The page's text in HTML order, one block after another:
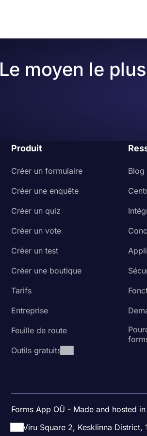
Le moyen le
Produit
Créer un formulaire
Créer une enquête
Créer un quiz
Créer un vote
Créer un test
Créer une boutique
Tarifs
Entreprise
Feuille de route
Outils gratuits
Blog
Forms App OÜ - Made and hosted in
Viru Square 2, Kesklinna District,